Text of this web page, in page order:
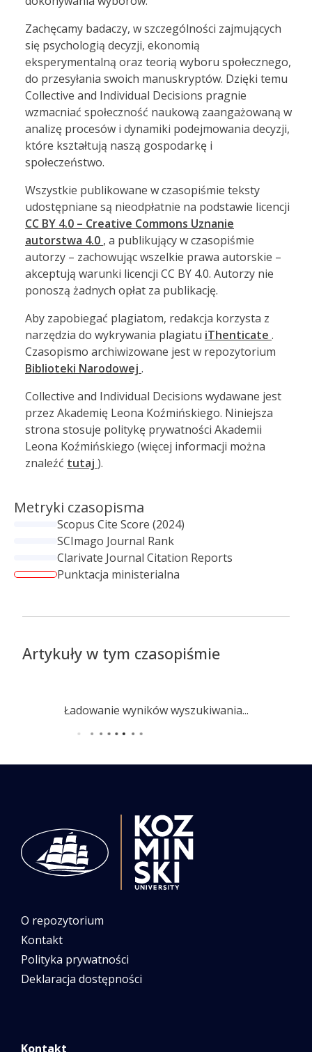
Zachęcamy badaczy, w szczególności zajmujących
się psychologią decyzji, ekonomią
eksperymentalną oraz teorią wyboru społecznego,
do przesyłania swoich manuskryptów. Dzięki temu
Collective and Individual Decisions pragnie
wzmacniać społeczność naukową zaangażowaną w
analizę procesów i dynamiki podejmowania decyzji,
które kształtują naszą gospodarkę i
społeczeństwo.
Wszystkie publikowane w czasopiśmie teksty
udostępniane są nieodpłatnie na podstawie licencji
CC BY 4.0 – Creative Commons Uznanie
autorstwa 4.0 , a publikujący w czasopiśmie
autorzy – zachowując wszelkie prawa autorskie –
akceptują warunki licencji CC BY 4.0. Autorzy nie
ponoszą żadnych opłat za publikację.
Aby zapobiegać plagiatom, redakcja korzysta z
narzędzia do wykrywania plagiatu iThenticate .
Czasopismo archiwizowane jest w repozytorium
Biblioteki Narodowej .
Collective and Individual Decisions wydawane jest
przez Akademię Leona Koźmińskiego. Niniejsza
strona stosuje politykę prywatności Akademii
Leona Koźmińskiego (więcej informacji można
znaleźć tutaj ).
Metryki czasopisma
Scopus Cite Score (2024)
SCImago Journal Rank
Clarivate Journal Citation Reports
Punktacja ministerialna
Artykuły w tym czasopiśmie
Ładowanie wyników wyszukiwania...
O repozytorium
Kontakt
Polityka prywatności
Deklaracja dostępności
Kontakt